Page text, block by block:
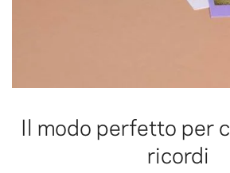
Il modo perfetto per
ricordi